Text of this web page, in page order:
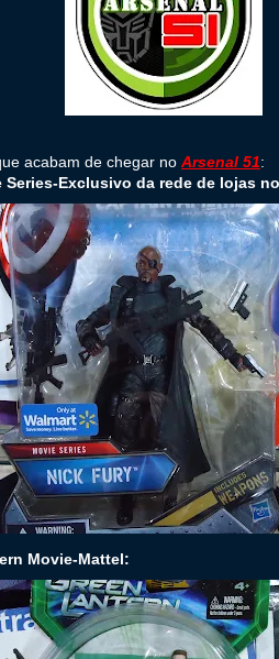
acabam de chegar no Arsenal 51:
Exclusivo da rede de lojas
Movie-Mattel: